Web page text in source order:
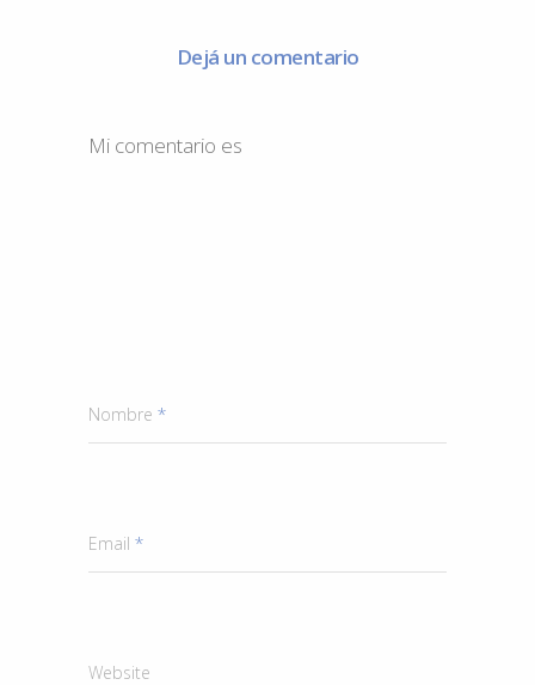
Dejá un comentario
Mi comentario es
Nombre *
Email *
Website